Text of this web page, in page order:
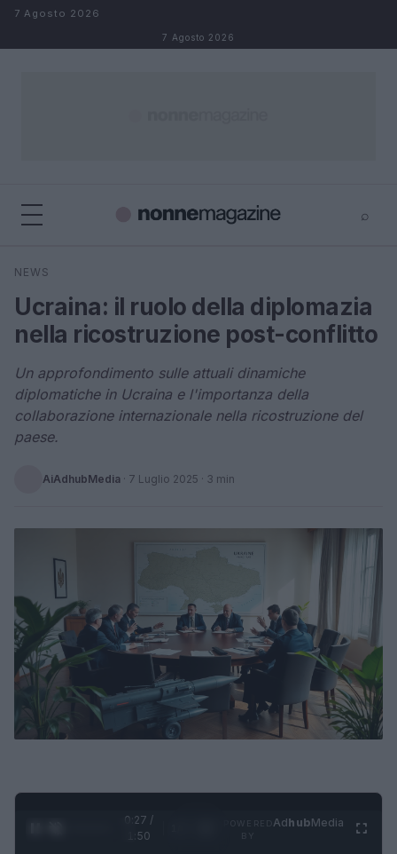
Salta al contenuto
7 Agosto 2026
7 Agosto 2026
⌕
Cerca
NEWS
Ucraina: il ruolo della diplomazia
nella ricostruzione post-conflitto
Un approfondimento sulle attuali dinamiche
diplomatiche in Ucraina e l'importanza della
collaborazione internazionale nella ricostruzione del
paese.
AiAdhubMedia · 7 Luglio 2025 · 3 min
0:28 /
1:50
AdhubMedia